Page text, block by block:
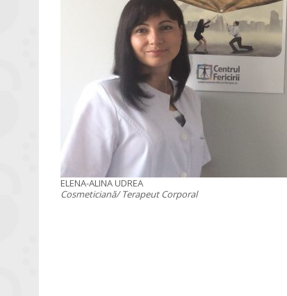
ELENA-ALINA UDREA
Cosmeticiană/ Terapeut Corporal